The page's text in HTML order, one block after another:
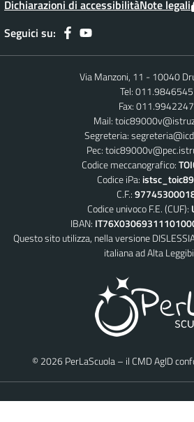
Dichiarazioni di accessibilitàNote legali
Seguici su:
Via Manzoni, 11 - 10040
Tel: 011.9846545
Fax: 011.9942247
Mail:
Segreteria:
Pec:
Codice meccanografico:
Codice iPa:
C.F.:
Codice univoco F.E. (CUF):
IBAN:
Questo sito utilizza, nella versione
italiana ad Alta
© 2026 PerLaScuola – il CMD AgID